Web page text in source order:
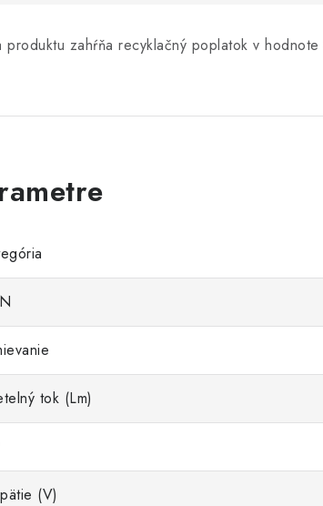
produktu zahŕňa recyklačný poplatok v
tok (Lm)
(V)